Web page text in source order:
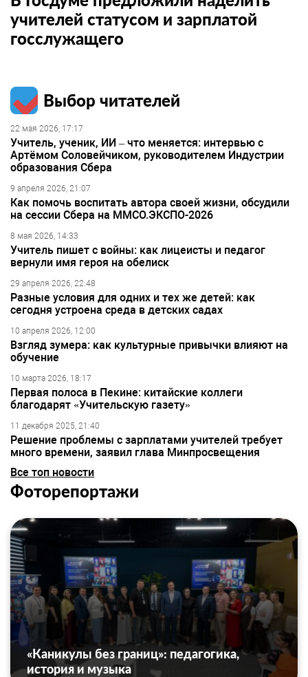
учителей статусом и зарплатой
госслужащего
Выбор читателей
22 мая 2026, 17:17
Учитель, ученик, ИИ – что меняется: интервью с
Артёмом Соловейчиком, руководителем Индустрии
образования Сбера
9 апреля 2026, 21:07
Как помочь воспитать автора своей жизни, обсудили
на сессии Сбера на ММСО.ЭКСПО-2026
8 мая 2026, 14:33
Учитель пишет с войны: как лицеисты и педагог
вернули имя героя на обелиск
29 апреля 2026, 22:48
Разные условия для одних и тех же детей: как
сегодня устроена среда в детских садах
10 апреля 2026, 12:00
Взгляд зумера: как культурные привычки влияют на
обучение
10 марта 2026, 18:17
Первая полоса в Пекине: китайские коллеги
благодарят «Учительскую газету»
11 декабря 2025, 21:40
Решение проблемы с зарплатами учителей требует
много времени, заявил глава Минпросвещения
Все топ новости
Фоторепортажи
«Каникулы без границ»: педагогика,
история и музыка